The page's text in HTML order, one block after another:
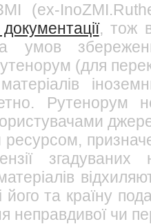
(ex-
, тож
умов
(для
Рутенорум
його та країну
неправдивої чи